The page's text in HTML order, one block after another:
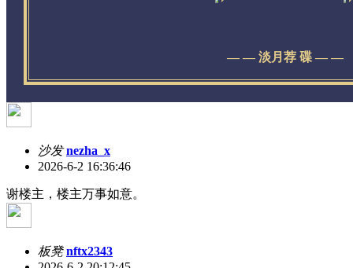
— — 淡月荐 碟 — —
沙发 nezha_x
2026-6-2 16:36:46
谢楼主，楼主万事如意。
板凳 nftx2343